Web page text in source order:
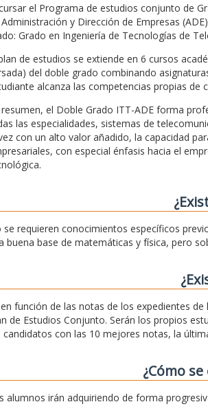
el Programa de estudios conjunto de
y Dirección de Empresas
Grado en Ingeniería de Tecnologías de
de estudios se extiende en 6 cursos
del doble grado combinando
alcanza las competencias propias de
resumen, el Doble Grado ITT-ADE forma
las especialidades, sistemas de
con un alto valor añadido, la capacidad
con especial énfasis hacia el
se requieren conocimientos específicos
buena base de matemáticas y física, pero
función de las notas de los expedientes
de Estudios Conjunto. Serán los propios
candidatos con las 10 mejores notas, la
¿Cómo
alumnos irán adquiriendo de forma